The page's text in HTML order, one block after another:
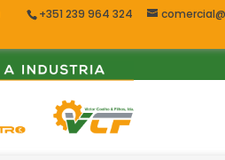
+351 239 964 324